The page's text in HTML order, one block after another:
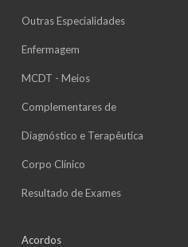
Outras Especialidades
Enfermagem
MCDT - Meios
Complementares de
Diagnóstico e Terapêutica
Corpo Clínico
Resultado de Exames
Acordos